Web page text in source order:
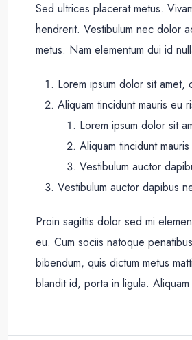
Sed ultrices placerat metus.
hendrerit. Vestibulum nec dolor
metus. Nam elementum dui id
Lorem ipsum dolor sit
Aliquam tincidunt mauris eu
Lorem ipsum dolor sit
Aliquam tincidunt
Vestibulum auctor
Vestibulum auctor dapibus
Proin sagittis dolor sed mi
eu. Cum sociis natoque
bibendum, quis dictum metus
blandit id, porta in ligula.